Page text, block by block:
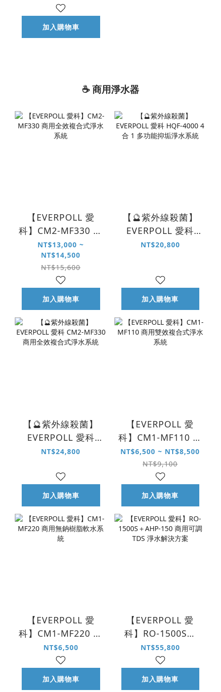
加入購物車
☕ 商用淨水器
【EVERPOLL 愛
科】CM2-MF330 商
用全效複合式淨水
系統
NT$13,000 ~
NT$14,500
NT$15,600
加入購物車
【🔮紫外線殺菌】
EVERPOLL 愛科
HQF-4000 4 合 1
NT$20,800
加入購物車
【🔮紫外線殺菌】
EVERPOLL 愛科
CM2-MF330 商用全
NT$24,800
加入購物車
【EVERPOLL 愛
科】CM1-MF110 商
用雙效複合式淨水
系統
NT$6,500 ~ NT$8,500
NT$9,100
加入購物車
【EVERPOLL 愛
科】CM1-MF220 商
用無鈉樹脂軟水系
統
NT$6,500
加入購物車
【EVERPOLL 愛
科】RO-1500S＋
AHP-150 商用可調
TDS 淨水解決方案
NT$55,800
加入購物車